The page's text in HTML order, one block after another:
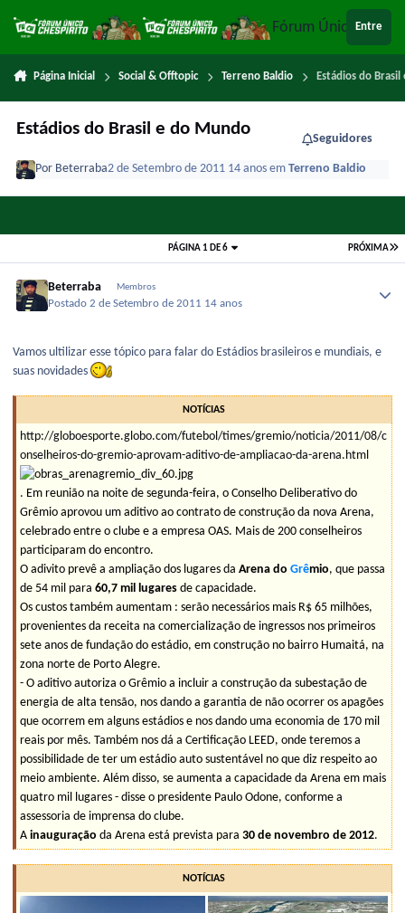
Fórum ÚnicoEntre
Página Inicial Social & Offtopic Terreno Baldio Estádios do
Estádios do Brasil e do Mundo
Seguidores
Por Beterraba2 de Setembro de 2011 14 anosemTerreno Baldio
PRÓXIMA
PÁGINA 1 DE 6
Beterraba Membros
Postado2 de Setembro de 2011 14 anos
Vamos ultilizar esse tópico para falar do Estádios brasileiros e mundiais, e
suas novidades
NOTÍCIAS
http://globoesporte.globo.com/futebol/times/gremio/noticia/2011/08/c
onselheiros-do-gremio-aprovam-aditivo-de-ampliacao-da-arena.html
. Em reunião na noite de segunda-feira, o Conselho Deliberativo do
Grêmio aprovou um aditivo ao contrato de construção da nova Arena,
celebrado entre o clube e a empresa OAS. Mais de 200 conselheiros
participaram do encontro.
O adivito prevê a ampliação dos lugares da Arena do Grêmio, que passa
de 54 mil para 60,7 mil lugares de capacidade.
Os custos também aumentam : serão necessários mais R$ 65 milhões,
provenientes da receita na comercialização de ingressos nos primeiros
sete anos de fundação do estádio, em construção no bairro Humaitá, na
zona norte de Porto Alegre.
- O aditivo autoriza o Grêmio a incluir a construção da subestação de
energia de alta tensão, nos dando a garantia de não ocorrer os apagões
que ocorrem em alguns estádios e nos dando uma economia de 170 mil
reais por mês. Também nos dá a Certificação LEED, onde teremos a
possibilidade de ter um estádio auto sustentável no que diz respeito ao
meio ambiente. Além disso, se aumenta a capacidade da Arena em mais
quatro mil lugares - disse o presidente Paulo Odone, conforme a
assessoria de imprensa do clube.
A inauguração da Arena está prevista para 30 de novembro de 2012.
NOTÍCIAS